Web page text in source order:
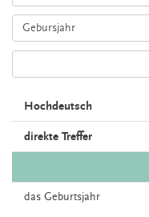
Hochdeutsch
direkte Treffer
das Geburtsjahr